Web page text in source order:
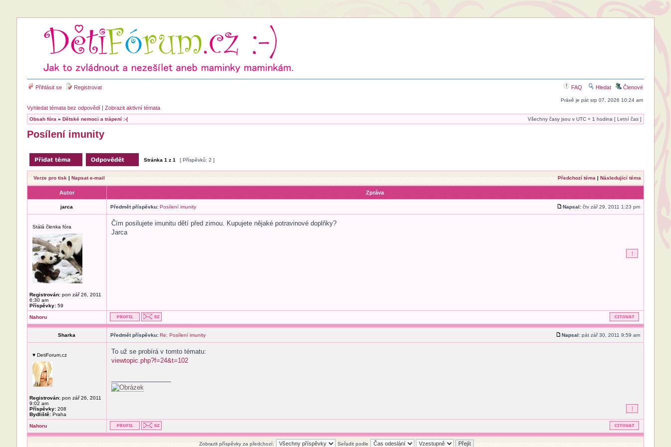
Přihlásit se Registrovat FAQ Hledat Členové
Právě je pát srp 07, 2026 10:24 am
Vyhledat témata bez odpovědí| Zobrazit aktivní témata
Obsah fóra » Dětské nemoci a trápení :-( Všechny časy jsou v UTC + 1 hodina [ Letní čas ]
Posílení imunity
Stránka 1 z 1 [ Příspěvků: 2 ]
Verze pro tisk | Napsat e-mail Předchozí téma | Následující téma
Autor Zpráva
jarca Předmět příspěvku: Posílení imunity Napsal:čtv zář 29, 2011 1:23 pm
Stálá členka fóra
Registrován:pon zář 26, 2011
6:30 am
Příspěvky:59
Čím posilujete imunitu dětí před zimou. Kupujete nějaké potravinové doplňky?
Jarca
Nahoru
Sharka Předmět příspěvku: Re: Posílení imunity Napsal:pát zář 30, 2011 9:59 am
♥ DetiForum.cz
Registrován:pon zář 26, 2011
9:02 am
Příspěvky:208
Bydliště:Praha
To už se probírá v tomto tématu:
viewtopic.php?f=24&t=102
Nahoru
Zobrazit příspěvky za předchozí: Seřadit podle